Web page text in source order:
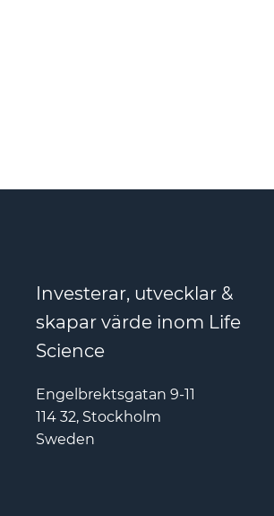
Investerar, utvecklar &
skapar värde inom Life
Science
Engelbrektsgatan 9-11
114 32, Stockholm
Sweden